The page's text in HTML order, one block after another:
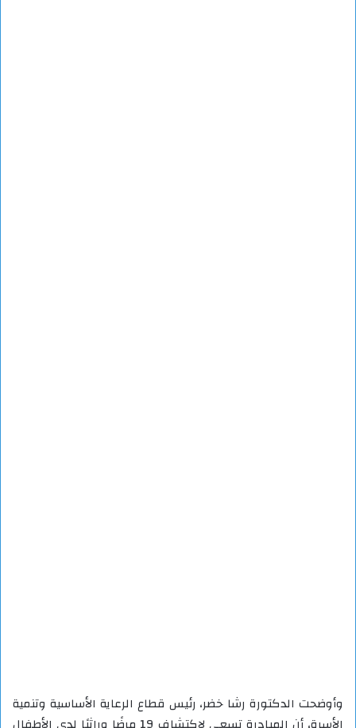
وأوضحت الدكتورة رشا خضر، رئيس قطاع الرعاية الأساسية وتنمية